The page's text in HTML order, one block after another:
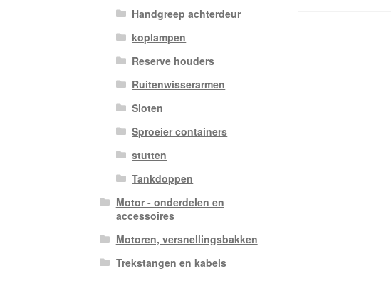
Handgreep achterdeur
koplampen
Reserve houders
Ruitenwisserarmen
Sloten
Sproeier containers
stutten
Tankdoppen
Motor - onderdelen en
accessoires
Motoren, versnellingsbakken
Trekstangen en kabels